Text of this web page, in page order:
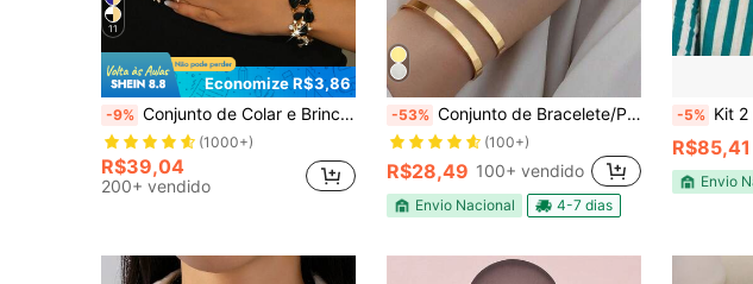
11
Economize R$3,86
-9% Conjunto de Colar e Brincos de Joias da Moda com Decoração de Strass, Acessórios de Joias para Vestido de Baile de Casamento de Luxo
(1000+)
R$39,04
200+ vendido
-53% Conjunto de Bracelete/Pulseira e Anel Minimalista - Banhado a Ouro18k e Prata 925, Elegância Moderna
(100+)
R$28,49 100+ vendido
Envio Nacional 4-7 dias
-5% Kit 2 peças de
R$85,41
Envio